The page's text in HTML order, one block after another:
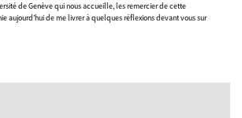
de Genève qui nous accueille, les remercier de cette
aujourd’hui de me livrer à quelques réflexions devant vous sur